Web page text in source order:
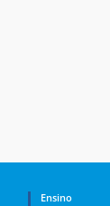
Ensino